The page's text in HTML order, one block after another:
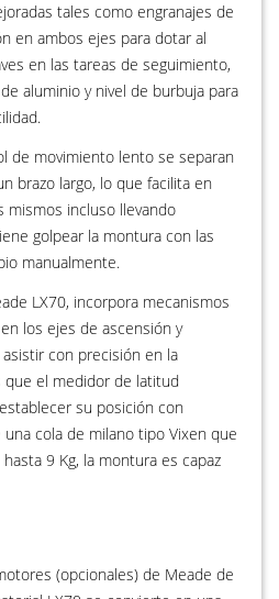
tales como engranajes de
en ambos ejes para dotar al
en las tareas de seguimiento,
aluminio y nivel de burbuja para
de movimiento lento se separan
brazo largo, lo que facilita en
mismos incluso llevando
golpear la montura con las
manualmente.
LX70, incorpora mecanismos
los ejes de ascensión y
con precisión en la
que el medidor de latitud
su posición con
una cola de milano tipo Vixen que
9 Kg, la montura es capaz
(opcionales) de Meade de